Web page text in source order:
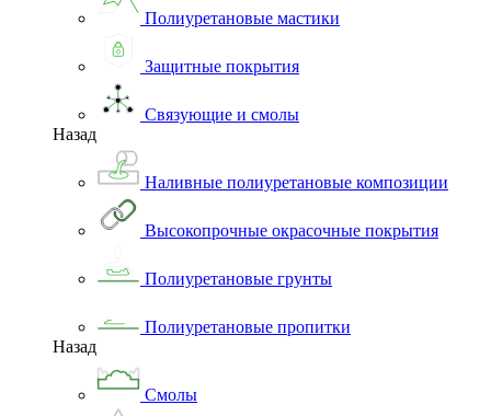
Полиуретановые мастики
Защитные покрытия
Связующие и смолы
Назад
Наливные полиуретановые композиции
Высокопрочные окрасочные покрытия
Полиуретановые грунты
Полиуретановые пропитки
Назад
Смолы